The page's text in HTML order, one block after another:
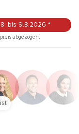
bis 9.8.2026 *
abgezogen.